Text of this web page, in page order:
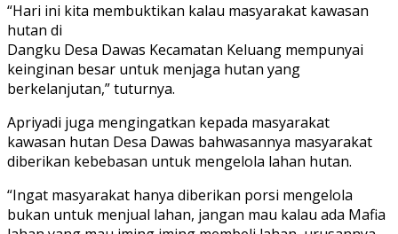
“Hari ini kita membuktikan kalau masyarakat kawasan
hutan di
Dangku Desa Dawas Kecamatan Keluang mempunyai
keinginan besar untuk menjaga hutan yang
berkelanjutan,” tuturnya.
Apriyadi juga mengingatkan kepada masyarakat
kawasan hutan Desa Dawas bahwasannya masyarakat
diberikan kebebasan untuk mengelola lahan hutan.
“Ingat masyarakat hanya diberikan porsi mengelola
bukan untuk menjual lahan, jangan mau kalau ada Mafia